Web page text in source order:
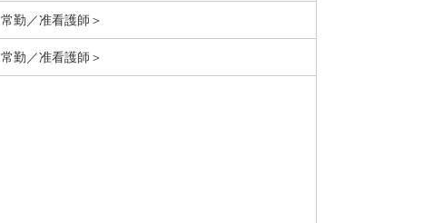
勤／准看護師＞
勤／准看護師＞